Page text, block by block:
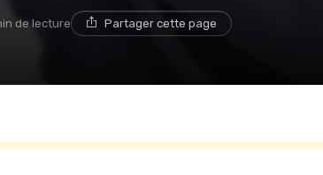
de lecture Partager cette page